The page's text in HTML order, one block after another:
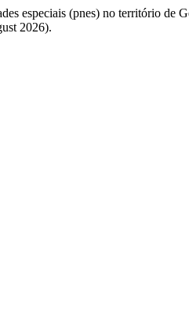
especiais (pnes) no território de
2026).